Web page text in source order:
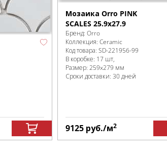
Мозаика Orro PINK
SCALES 25.9x27.9
Бренд:Orro
Коллекция:Ceramic
Код товара:SD-221956-99
В коробке: 17 шт,
Размер:259x279 мм
Сроки доставки: 30 дней
9125 руб./м2